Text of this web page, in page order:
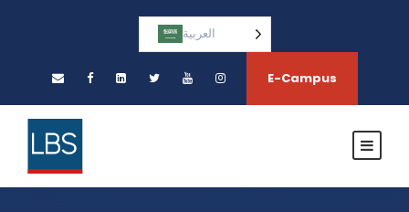
العربية‏
E-Campus